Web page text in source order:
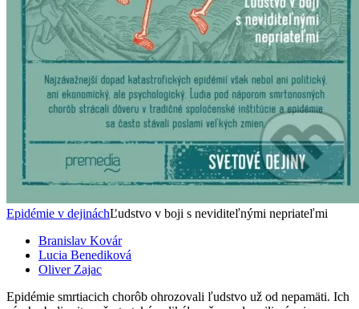
Epidémie v dejináchĽudstvo v boji s neviditeľnými nepriateľmi
Branislav Kovár
Lucia Benediková
Oliver Zajac
Epidémie smrtiacich chorôb ohrozovali ľudstvo už od nepamäti. Ich